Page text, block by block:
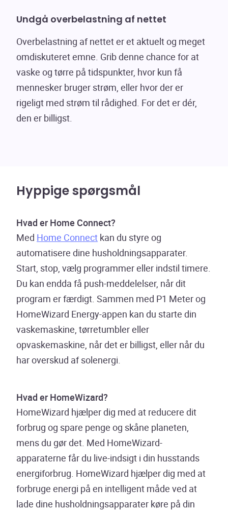
Undgå overbelastning af nettet
Overbelastning af nettet er et aktuelt og meget
omdiskuteret emne. Grib denne chance for at
vaske og tørre på tidspunkter, hvor kun få
mennesker bruger strøm, eller hvor der er
rigeligt med strøm til rådighed. For det er dér,
den er billigst.
Hyppige spørgsmål
Hvad er Home Connect?
Med Home Connect kan du styre og
automatisere dine husholdningsapparater.
Start, stop, vælg programmer eller indstil timere.
Du kan endda få push-meddelelser, når dit
program er færdigt. Sammen med P1 Meter og
HomeWizard Energy-appen kan du starte din
vaskemaskine, tørretumbler eller
opvaskemaskine, når det er billigst, eller når du
har overskud af solenergi.
Hvad er HomeWizard?
HomeWizard hjælper dig med at reducere dit
forbrug og spare penge og skåne planeten,
mens du gør det. Med HomeWizard-
apparaterne får du live-indsigt i din husstands
energiforbrug. HomeWizard hjælper dig med at
forbruge energi på en intelligent måde ved at
lade dine husholdningsapparater køre på din